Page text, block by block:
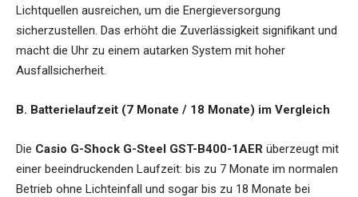
Lichtquellen ausreichen, um die Energieversorgung
sicherzustellen. Das erhöht die Zuverlässigkeit signifikant und
macht die Uhr zu einem autarken System mit hoher
Ausfallsicherheit.
B. Batterielaufzeit (7 Monate / 18 Monate) im Vergleich
Die Casio G-Shock G-Steel GST-B400-1AER überzeugt mit
einer beeindruckenden Laufzeit: bis zu 7 Monate im normalen
Betrieb ohne Lichteinfall und sogar bis zu 18 Monate bei